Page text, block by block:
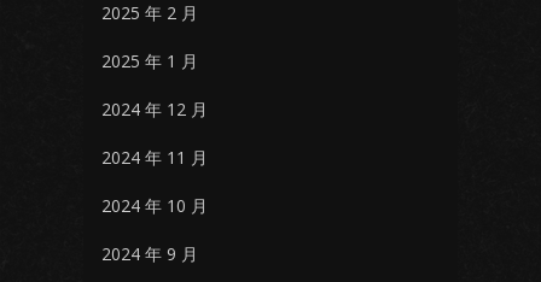
2025 年 2 月
2025 年 1 月
2024 年 12 月
2024 年 11 月
2024 年 10 月
2024 年 9 月